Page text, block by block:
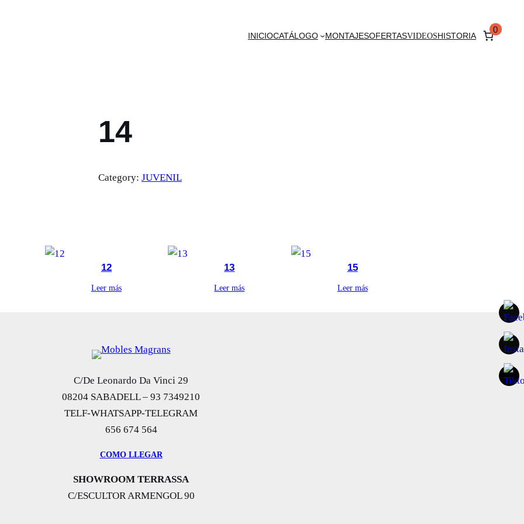
INICIOCATÁLOGO MONTAJESOFERTASVIDEOSHISTORIA
0
14
Category: JUVENIL
12
Leer más
13
Leer más
15
Leer más
C/De Leonardo Da Vinci 29
08204 SABADELL – 93 7349210
TELF-WHATSAPP-TELEGRAM
656 674 564
COMO LLEGAR
SHOWROOM TERRASSA
C/ESCULTOR ARMENGOL 90